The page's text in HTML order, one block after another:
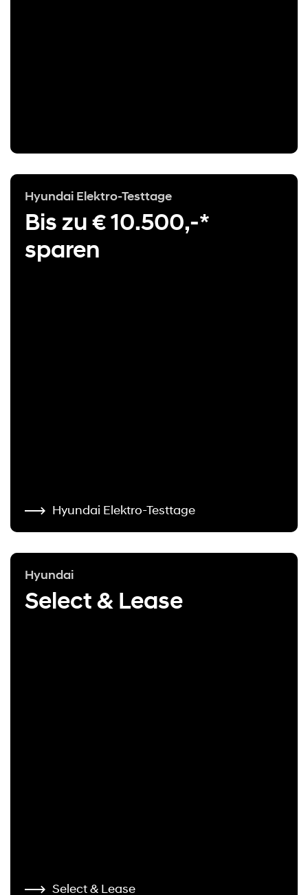
Hyundai Elektro-Testtage
Bis zu € 10.500,-*
sparen
Hyundai Elektro-Testtage
Hyundai
Select & Lease
Select & Lease